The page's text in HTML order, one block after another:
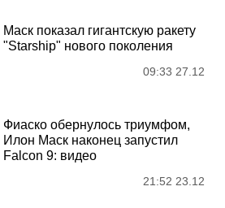
Маск показал гигантскую ракету
"Starship" нового поколения
09:33 27.12
Фиаско обернулось триумфом,
Илон Маск наконец запустил
Falcon 9: видео
21:52 23.12